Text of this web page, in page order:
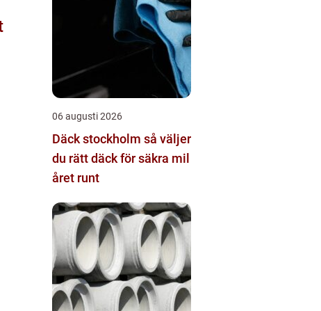
06 augusti 2026
Däck stockholm så väljer
du rätt däck för säkra mil
året runt